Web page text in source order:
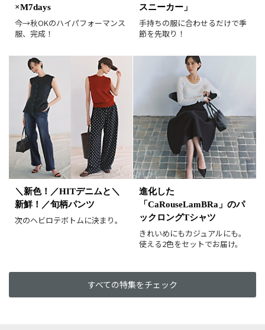
価格が高い順
値下げ実施日順
レビュー高評価順
カラー（複数選択可）
ホワイト ブラック
グレー
ベージュ
ブラウン
オレンジ
イエロー
レッド
ピンク
パープル
グリーン
ブルー
ゴールド
シルバー マルチ
×M7days
今→秋OKのハイパフォーマンス
服、完成！
スニーカー」
手持ちの服に合わせるだけで季
節を先取り！
＼新色！／HITデニムと＼
新鮮！／旬柄パンツ
次のヘビロテボトムに決まり。
進化した
「CaRouseLamBRa」のパ
ックロングTシャツ
きれいめにもカジュアルにも。
使える2色をセットでお届け。
すべての特集をチェック